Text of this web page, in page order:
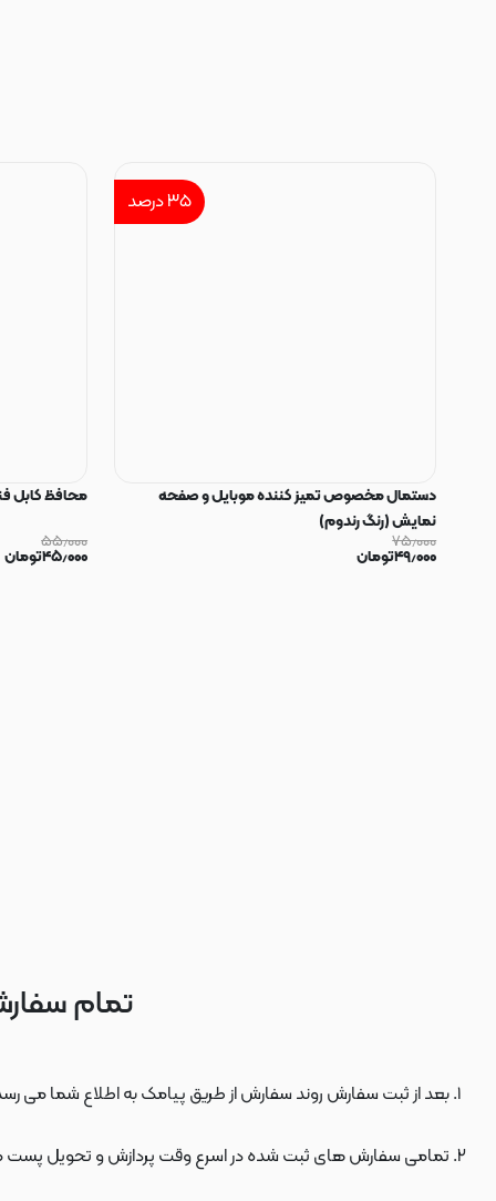
۳۵درصد
دستمال مخصوص تمیز کننده موبایل و صفحه
نمایش (رنگ رندوم)
۷۵٫۰۰۰
۴۹٫۰۰۰تومان
محافظ کابل فنری
۵۵٫۰۰۰
۴۵٫۰۰۰تومان
تمام
بعد از ثبت سفارش روند سفارش از طریق پیامک به اطلاع شما می
تمامی سفارش های ثبت شده در اسرع وقت پردازش و تحویل